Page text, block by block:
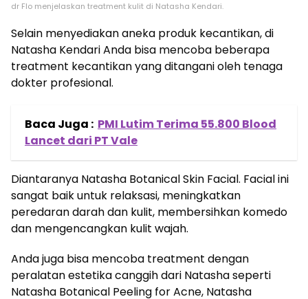
dr Flo menjelaskan treatment kulit di Natasha Kendari.
Selain menyediakan aneka produk kecantikan, di
Natasha Kendari Anda bisa mencoba beberapa
treatment kecantikan yang ditangani oleh tenaga
dokter profesional.
Baca Juga : PMI Lutim Terima 55.800 Blood
Lancet dari PT Vale
Diantaranya Natasha Botanical Skin Facial. Facial ini
sangat baik untuk relaksasi, meningkatkan
peredaran darah dan kulit, membersihkan komedo
dan mengencangkan kulit wajah.
Anda juga bisa mencoba treatment dengan
peralatan estetika canggih dari Natasha seperti
Natasha Botanical Peeling for Acne, Natasha